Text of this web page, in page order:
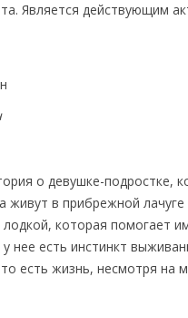
Является действующим
о девушке-подростке,
живут в прибрежной
которая помогает
нее есть инстинкт
есть жизнь, несмотря на